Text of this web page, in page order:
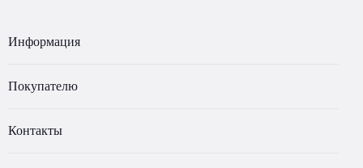
Информация
Покупателю
Контакты